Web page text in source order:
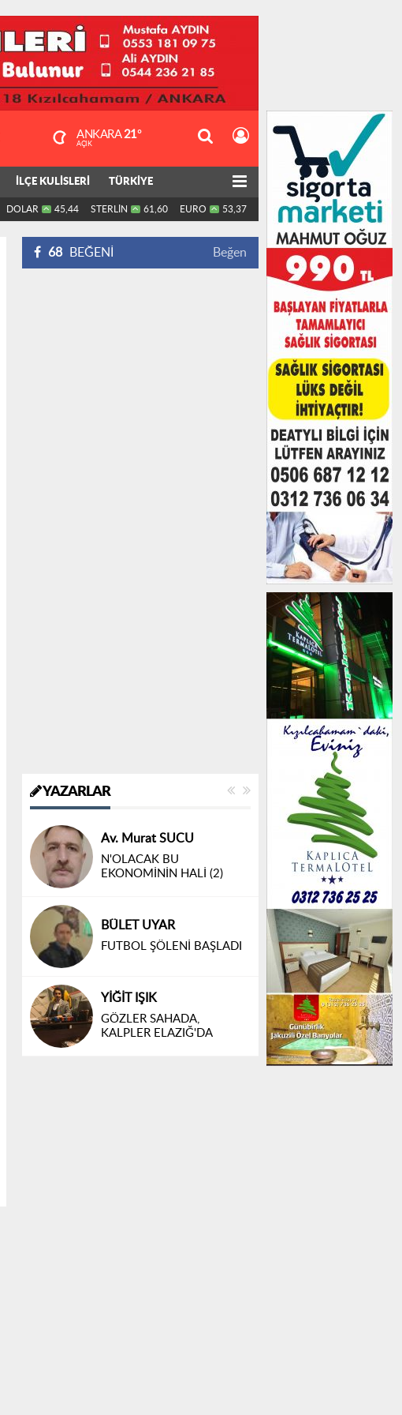
ANKARA21°
AÇIK
İLÇE KULİSLERİ TÜRKİYE
DOLAR 45,44 STERLİN 61,60 EURO 53,37
68 BEĞENİ Beğen
YAZARLAR
Av. Murat SUCU
N'OLACAK BU
EKONOMİNİN HALİ (2)
BÜLET UYAR
FUTBOL ŞÖLENİ BAŞLADI
YİĞİT IŞIK
GÖZLER SAHADA,
KALPLER ELAZIĞ'DA